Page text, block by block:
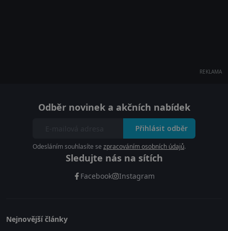
REKLAMA
Odběr novinek a akčních nabídek
Přihlásit odběr
Odesláním souhlasíte se zpracováním osobních údajů.
Sledujte nás na sítích
Facebook Instagram
Nejnovější články